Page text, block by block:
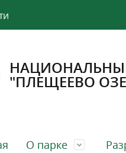
"ПЛЕЩЕЕВО
О парке